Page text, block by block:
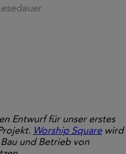
Entwurf für unser erstes
Worship Squarewird
und Betrieb von